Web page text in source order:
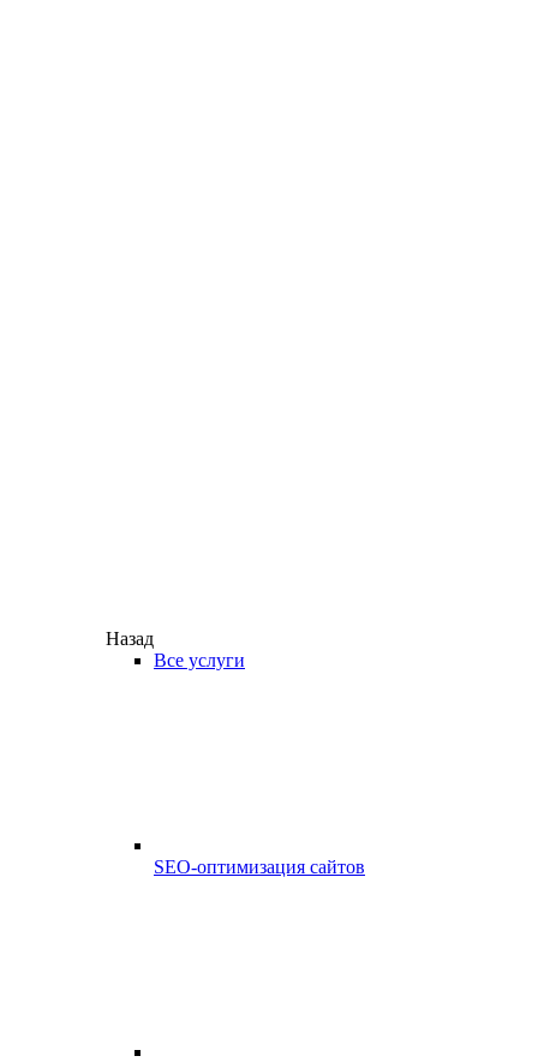
Назад
Все услуги
SEO-оптимизация сайтов